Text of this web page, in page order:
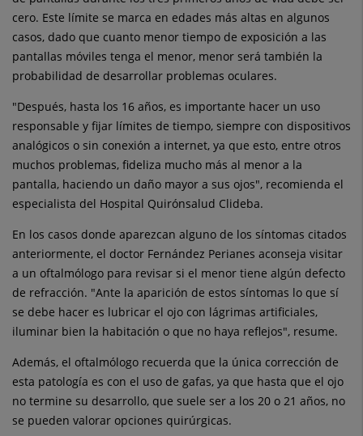
cero. Este límite se marca en edades más altas en algunos
casos, dado que cuanto menor tiempo de exposición a las
pantallas móviles tenga el menor, menor será también la
probabilidad de desarrollar problemas oculares.
"Después, hasta los 16 años, es importante hacer un uso
responsable y fijar límites de tiempo, siempre con dispositivos
analógicos o sin conexión a internet, ya que esto, entre otros
muchos problemas, fideliza mucho más al menor a la
pantalla, haciendo un daño mayor a sus ojos", recomienda el
especialista del Hospital Quirónsalud Clideba.
En los casos donde aparezcan alguno de los síntomas citados
anteriormente, el doctor Fernández Perianes aconseja visitar
a un oftalmólogo para revisar si el menor tiene algún defecto
de refracción. "Ante la aparición de estos síntomas lo que sí
se debe hacer es lubricar el ojo con lágrimas artificiales,
iluminar bien la habitación o que no haya reflejos", resume.
Además, el oftalmólogo recuerda que la única corrección de
esta patología es con el uso de gafas, ya que hasta que el ojo
no termine su desarrollo, que suele ser a los 20 o 21 años, no
se pueden valorar opciones quirúrgicas.